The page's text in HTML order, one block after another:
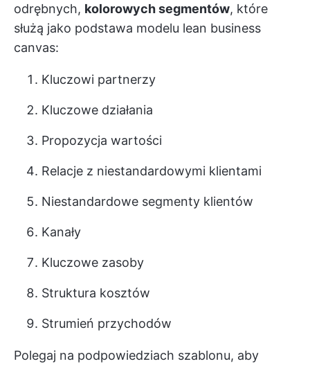
odrębnych, kolorowych segmentów, które
służą jako podstawa modelu lean business
canvas:
Kluczowi partnerzy
Kluczowe działania
Propozycja wartości
Relacje z niestandardowymi klientami
Niestandardowe segmenty klientów
Kanały
Kluczowe zasoby
Struktura kosztów
Strumień przychodów
Polegaj na podpowiedziach szablonu, aby